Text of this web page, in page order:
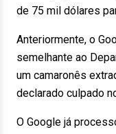
de 75 mil dólares
Anteriormente, o
semelhante ao
um camaronês
declarado culpado
O Google já